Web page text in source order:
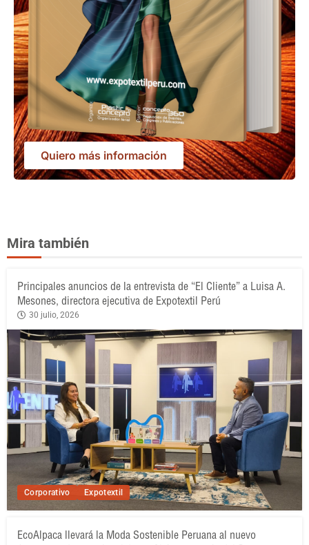
Quiero más información
Mira también
Corporativo Expotextil
Principales anuncios de la entrevista de “El Cliente” a Luisa A.
Mesones, directora ejecutiva de Expotextil Perú
30 julio, 2026
EcoAlpaca llevará la Moda Sostenible Peruana al nuevo